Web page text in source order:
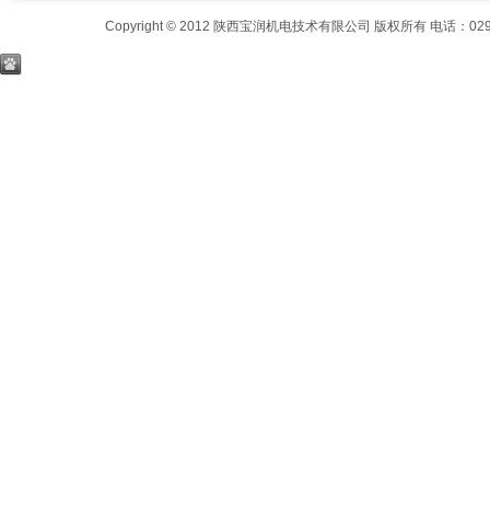
Copyright © 2012 陕西宝润机电技术有限公司 版权所有 电话：